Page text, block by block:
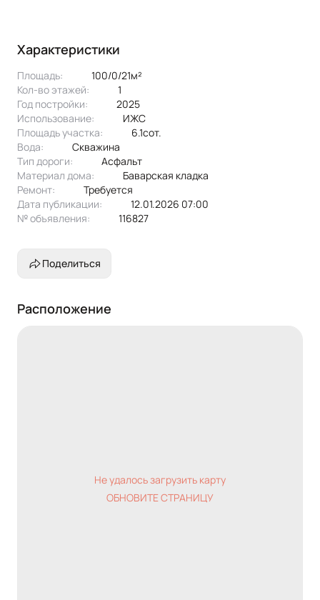
Характеристики
Площадь:
100/0/21м²
Кол-во этажей:
1
Год постройки:
2025
Использование:
ИЖС
Площадь участка:
6.1сот.
Вода:
скважина
Тип дороги:
асфальт
Материал дома:
баварская кладка
Ремонт:
Требуется
Дата публикации:
12.01.2026 07:00
№ объявления:
116827
Поделиться
Расположение
Не удалось загрузить карту
ОБНОВИТЕ СТРАНИЦУ